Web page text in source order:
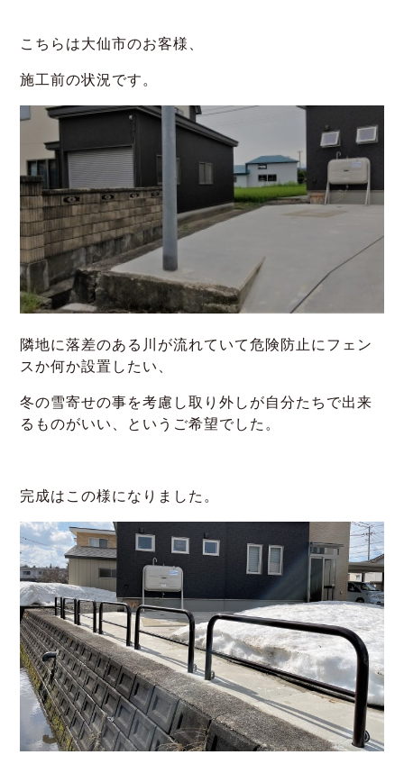
こちらは大仙市のお客様、
施工前の状況です。
隣地に落差のある川が流れていて危険防止にフェン
スか何か設置したい、
冬の雪寄せの事を考慮し取り外しが自分たちで出来
るものがいい、というご希望でした。
完成はこの様になりました。